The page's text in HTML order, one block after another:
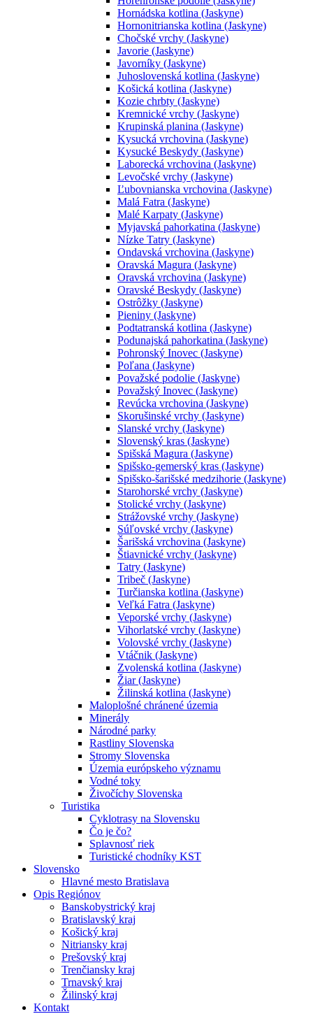
Hornádska kotlina (Jaskyne)
Hornonitrianska kotlina (Jaskyne)
Chočské vrchy (Jaskyne)
Javorie (Jaskyne)
Javorníky (Jaskyne)
Juhoslovenská kotlina (Jaskyne)
Košická kotlina (Jaskyne)
Kozie chrbty (Jaskyne)
Kremnické vrchy (Jaskyne)
Krupinská planina (Jaskyne)
Kysucká vrchovina (Jaskyne)
Kysucké Beskydy (Jaskyne)
Laborecká vrchovina (Jaskyne)
Levočské vrchy (Jaskyne)
Ľubovnianska vrchovina (Jaskyne)
Malá Fatra (Jaskyne)
Malé Karpaty (Jaskyne)
Myjavská pahorkatina (Jaskyne)
Nízke Tatry (Jaskyne)
Ondavská vrchovina (Jaskyne)
Oravská Magura (Jaskyne)
Oravská vrchovina (Jaskyne)
Oravské Beskydy (Jaskyne)
Ostrôžky (Jaskyne)
Pieniny (Jaskyne)
Podtatranská kotlina (Jaskyne)
Podunajská pahorkatina (Jaskyne)
Pohronský Inovec (Jaskyne)
Poľana (Jaskyne)
Považské podolie (Jaskyne)
Považský Inovec (Jaskyne)
Revúcka vrchovina (Jaskyne)
Skorušinské vrchy (Jaskyne)
Slanské vrchy (Jaskyne)
Slovenský kras (Jaskyne)
Spišská Magura (Jaskyne)
Spišsko-gemerský kras (Jaskyne)
Spišsko-šarišské medzihorie (Jaskyne)
Starohorské vrchy (Jaskyne)
Stolické vrchy (Jaskyne)
Strážovské vrchy (Jaskyne)
Súľovské vrchy (Jaskyne)
Šarišská vrchovina (Jaskyne)
Štiavnické vrchy (Jaskyne)
Tatry (Jaskyne)
Tribeč (Jaskyne)
Turčianska kotlina (Jaskyne)
Veľká Fatra (Jaskyne)
Veporské vrchy (Jaskyne)
Vihorlatské vrchy (Jaskyne)
Volovské vrchy (Jaskyne)
Vtáčnik (Jaskyne)
Zvolenská kotlina (Jaskyne)
Žiar (Jaskyne)
Žilinská kotlina (Jaskyne)
Maloplošné chránené územia
Minerály
Národné parky
Rastliny Slovenska
Stromy Slovenska
Územia európskeho významu
Vodné toky
Živočíchy Slovenska
Turistika
Cyklotrasy na Slovensku
Čo je čo?
Splavnosť riek
Turistické chodníky KST
Slovensko
Hlavné mesto Bratislava
Opis Regiónov
Banskobystrický kraj
Bratislavský kraj
Košický kraj
Nitriansky kraj
Prešovský kraj
Trenčiansky kraj
Trnavský kraj
Žilinský kraj
Kontakt